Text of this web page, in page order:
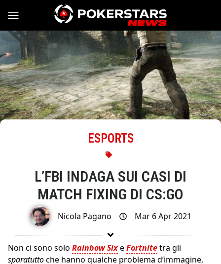
Vai al contenuto
ESPORTS
L’FBI INDAGA SUI CASI DI
MATCH FIXING DI CS:GO
Nicola Pagano Mar 6 Apr 2021
Non ci sono solo Rainbow SixeFortnitetra gli
sparatuttoche hanno qualche problema d’immagine,